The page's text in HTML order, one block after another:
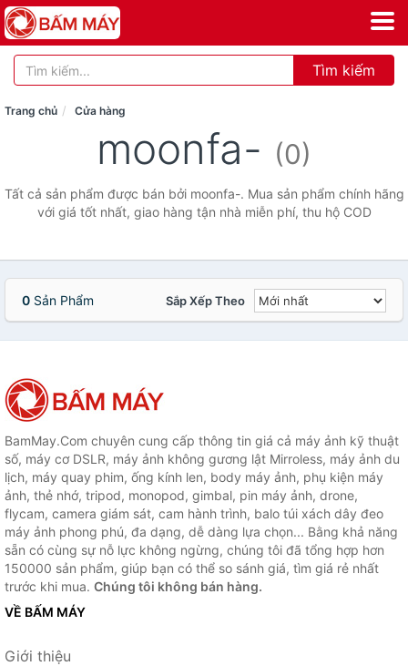
Tìm kiếm
Trang chủ Cửa hàng
moonfa- (0)
Tất cả sản phẩm được bán bởi moonfa-. Mua sản phẩm chính hãng
với giá tốt nhất, giao hàng tận nhà miễn phí, thu hộ COD
0 Sản Phẩm Sắp Xếp Theo
BamMay.Com chuyên cung cấp thông tin giá cả máy ảnh kỹ thuật
số, máy cơ DSLR, máy ảnh không gương lật Mirroless, máy ảnh du
lịch, máy quay phim, ống kính len, body máy ảnh, phụ kiện máy
ảnh, thẻ nhớ, tripod, monopod, gimbal, pin máy ảnh, drone,
flycam, camera giám sát, cam hành trình, balo túi xách dây đeo
máy ảnh phong phú, đa dạng, dễ dàng lựa chọn... Bằng khả năng
sẵn có cùng sự nỗ lực không ngừng, chúng tôi đã tổng hợp hơn
150000 sản phẩm, giúp bạn có thể so sánh giá, tìm giá rẻ nhất
trước khi mua. Chúng tôi không bán hàng.
VỀ BẤM MÁY
Giới thiệu